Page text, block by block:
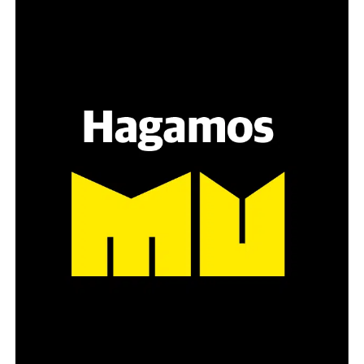
es a través del interrogante, que puedan encarnar la
pregunta», comparte Gonzalo, de 41 años.